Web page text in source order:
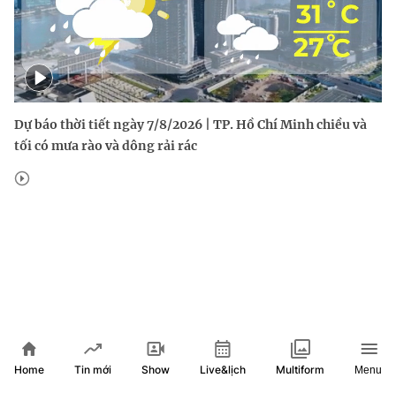
Dự báo thời tiết ngày 7/8/2026 | TP. Hồ Chí Minh chiều và
tối có mưa rào và dông rải rác
Home Tin mới Show Live&lịch Multiform Menu